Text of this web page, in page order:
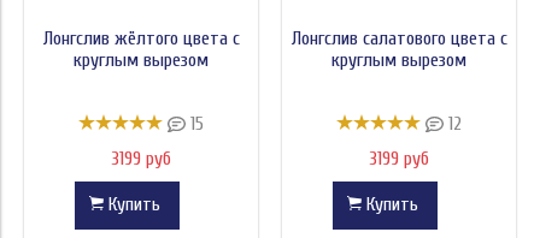
Лонгслив жёлтого цвета с
круглым вырезом
15
3199 руб
Купить
Лонгслив салатового цвета с
круглым вырезом
12
3199 руб
Купить